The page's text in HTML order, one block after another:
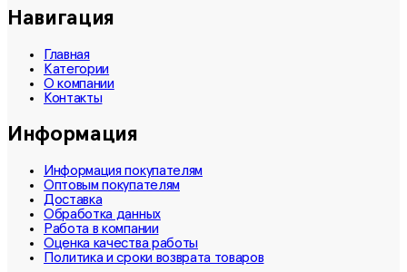
Навигация
Главная
Категории
О компании
Контакты
Информация
Информация покупателям
Оптовым покупателям
Доставка
Обработка данных
Работа в компании
Оценка качества работы
Политика и сроки возврата товаров